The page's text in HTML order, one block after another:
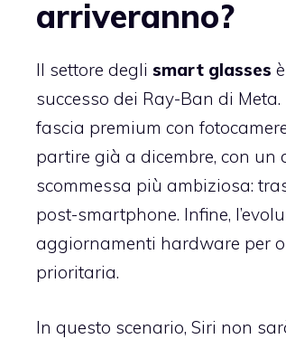
arriveranno?
Il settore degli smart glasses
successo dei Ray-Ban di
fascia premium con
partire già a dicembre, con un
scommessa più ambiziosa:
post-smartphone. Infine,
aggiornamenti hardware per
prioritaria.
In questo scenario, Siri non